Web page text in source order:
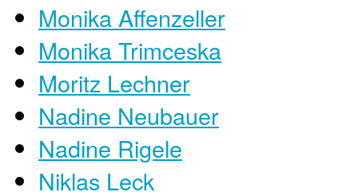
Monika Affenzeller
Monika Trimceska
Moritz Lechner
Nadine Neubauer
Nadine Rigele
Niklas Leck